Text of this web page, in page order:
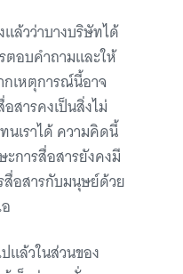
ล้วว่าบางบริษัทได้
ตอบคำถามและให้
เหตุการณ์นี้อาจ
สารคงเป็นสิ่งไม่
นเราได้ ความคิดนี้
การสื่อสารยังคงมี
อสารกับมนุษย์ด้วย
แล้วในส่วนของ